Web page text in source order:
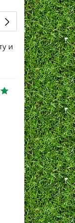
и
Большое
уже не
Жанна
06.10.2024